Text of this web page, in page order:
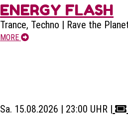
ENERGY FLASH
Trance, Techno | Rave the
MORE
Sa. 15.08.2026 | 23:00 UHR |